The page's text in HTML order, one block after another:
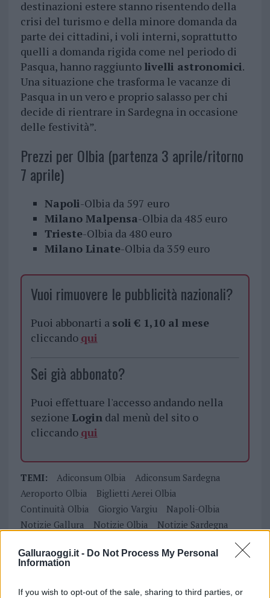
Galluraoggi.it - Do Not Process My Personal
Information
If you wish to opt-out of the sale, sharing to third parties, or
destinazioni estere stanno risentendo della
crisi del turismo e della minore domanda da
parte dei cittadini, i voli interni, soprattutto
quelli a domanda rigida come nel periodo di
Pasqua, hanno raggiunto livelli astronomici.
Una situazione che trasforma le vacanze di
Pasqua in un vero e proprio salasso per chi
decide di rientrare in Sardegna in occasione
delle festività”.
Prezzi per Olbia (partenza 3 aprile/ritorno
7 aprile)
Napoli-Olbia da 597 euro
Milano Malpensa-Olbia da 485 euro
Trieste-Olbia da 480 euro
Milano Linate-Olbia da 359 euro
Vuoi rimuovere le pubblicità nazionali?
Puoi abbonarti a soli € 1,10 al mese
cliccando qui
Sei già abbonato?
Puoi effettuare l'accesso andando nella
sezione Logindal menù del sito o
cliccando qui
TEMI: Adiconsum Olbia
Adiconsum Sardegna
Aeroporto Olbia
Biglietti Aerei Olbia
Continuità Olbia
Giorgio Vargiu
Napoli-Olbia
Notizie Gallura
Notizie Olbia
Notizie Sardegna
Condividi l'articolo